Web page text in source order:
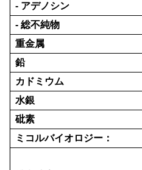
- アデノシン
- 総不純物
重金属
鉛
カドミウム
水銀
砒素
ミコルバイオロジー：